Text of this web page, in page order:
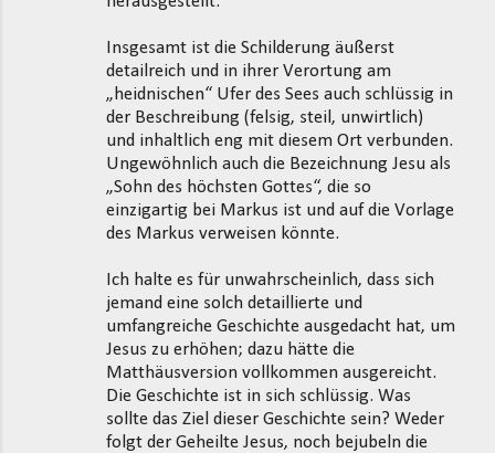
Insgesamt ist die Schilderung äußerst
detailreich und in ihrer Verortung am
„heidnischen“ Ufer des Sees auch schlüssig in
der Beschreibung (felsig, steil, unwirtlich)
und inhaltlich eng mit diesem Ort verbunden.
Ungewöhnlich auch die Bezeichnung Jesu als
„Sohn des höchsten Gottes“, die so
einzigartig bei Markus ist und auf die Vorlage
des Markus verweisen könnte.
Ich halte es für unwahrscheinlich, dass sich
jemand eine solch detaillierte und
umfangreiche Geschichte ausgedacht hat, um
Jesus zu erhöhen; dazu hätte die
Matthäusversion vollkommen ausgereicht.
Die Geschichte ist in sich schlüssig. Was
sollte das Ziel dieser Geschichte sein? Weder
folgt der Geheilte Jesus, noch bejubeln die